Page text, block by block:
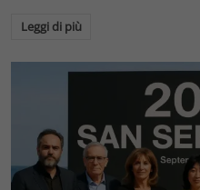
Leggi di più